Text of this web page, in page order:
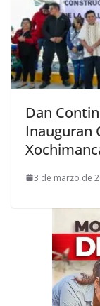
Dan
Inauguran
3 de marzo de